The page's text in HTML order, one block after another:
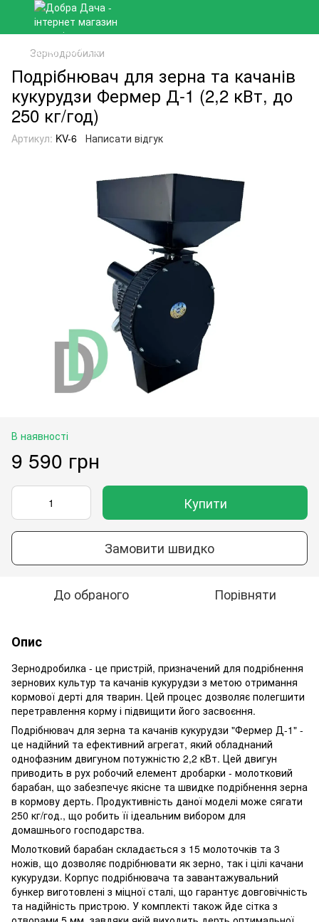
Зернодробилки
Подрібнювач для зерна та качанів
кукурудзи Фермер Д-1 (2,2 кВт, до
250 кг/год)
Артикул: KV-6 Написати відгук
В наявності
9 590 грн
Купити
Замовити швидко
До обраного Порівняти
Опис
Зернодробилка - це пристрій, призначений для подрібнення
зернових культур та качанів кукурудзи з метою отримання
кормової дерті для тварин. Цей процес дозволяє полегшити
перетравлення корму і підвищити його засвоєння.
Подрібнювач для зерна та качанів кукурудзи "Фермер Д-1" -
це надійний та ефективний агрегат, який обладнаний
однофазним двигуном потужністю 2,2 кВт. Цей двигун
приводить в рух робочий елемент дробарки - молотковий
барабан, що забезпечує якісне та швидке подрібнення зерна
в кормову дерть. Продуктивність даної моделі може сягати
250 кг/год., що робить її ідеальним вибором для
домашнього господарства.
Молотковий барабан складається з 15 молоточків та 3
ножів, що дозволяє подрібнювати як зерно, так і цілі качани
кукурудзи. Корпус подрібнювача та завантажувальний
бункер виготовлені з міцної сталі, що гарантує довговічність
та надійність пристрою. У комплекті також йде сітка з